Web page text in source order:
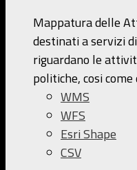
Mappatura delle
destinati a servizi
riguardano le
politiche, cosi
WMS
WFS
Esri Shape
CSV